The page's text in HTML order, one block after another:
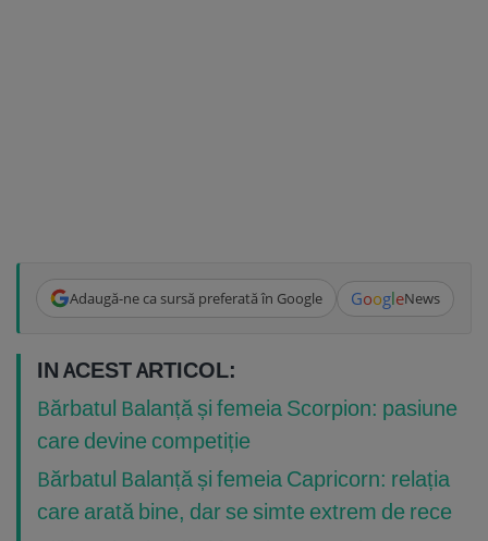
Adaugă-ne ca sursă preferată în Google GoogleNews
IN ACEST ARTICOL:
Bărbatul Balanță și femeia Scorpion: pasiune
care devine competiție
Bărbatul Balanță și femeia Capricorn: relația
care arată bine, dar se simte extrem de rece